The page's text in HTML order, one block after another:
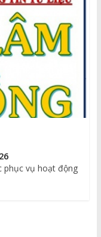
phục vụ hoạt động